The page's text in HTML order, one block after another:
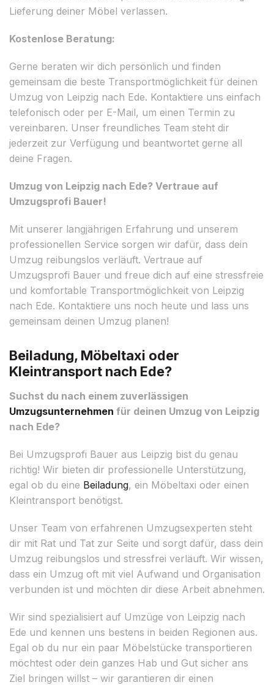
Lieferung deiner Möbel verlassen.
Kostenlose Beratung:
Gerne beraten wir dich persönlich und finden
gemeinsam die beste Transportmöglichkeit für deinen
Umzug von Leipzig nach Ede. Kontaktiere uns einfach
telefonisch oder per E-Mail, um einen Termin zu
vereinbaren. Unser freundliches Team steht dir
jederzeit zur Verfügung und beantwortet gerne all
deine Fragen.
Umzug von Leipzig nach Ede? Vertraue auf
Umzugsprofi Bauer!
Mit unserer langjährigen Erfahrung und unserem
professionellen Service sorgen wir dafür, dass dein
Umzug reibungslos verläuft. Vertraue auf
Umzugsprofi Bauer und freue dich auf eine stressfreie
und komfortable Transportmöglichkeit von Leipzig
nach Ede. Kontaktiere uns noch heute und lass uns
gemeinsam deinen Umzug planen!
Beiladung, Möbeltaxi oder
Kleintransport nach Ede?
Suchst du nach einem zuverlässigen
Umzugsunternehmen für deinen Umzug von Leipzig
nach Ede?
Bei Umzugsprofi Bauer aus Leipzig bist du genau
richtig! Wir bieten dir professionelle Unterstützung,
egal ob du eine Beiladung, ein Möbeltaxi oder einen
Kleintransport benötigst.
Unser Team von erfahrenen Umzugsexperten steht
dir mit Rat und Tat zur Seite und sorgt dafür, dass dein
Umzug reibungslos und stressfrei verläuft. Wir wissen,
dass ein Umzug oft mit viel Aufwand und Organisation
verbunden ist und möchten dir diese Arbeit abnehmen.
Wir sind spezialisiert auf Umzüge von Leipzig nach
Ede und kennen uns bestens in beiden Regionen aus.
Egal ob du nur ein paar Möbelstücke transportieren
möchtest oder dein ganzes Hab und Gut sicher ans
Ziel bringen willst – wir garantieren dir einen